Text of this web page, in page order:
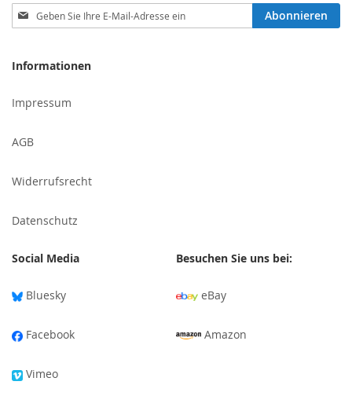
Melden
Sie
unseren
an:
Abonnieren
Informationen
Impressum
AGB
Widerrufsrecht
Datenschutz
Social Media
Bluesky
Facebook
Vimeo
Besuchen Sie uns bei:
eBay
Amazon